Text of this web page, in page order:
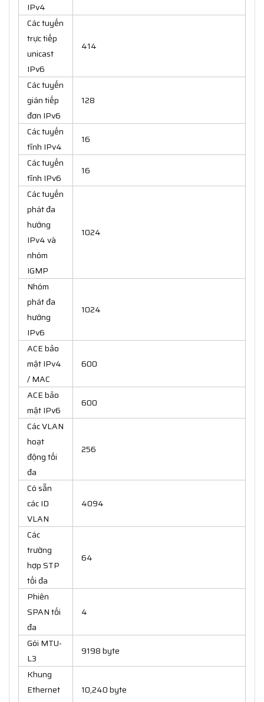
IPv4
Các tuyến
trực tiếp
unicast
IPv6
414
Các tuyến
gián tiếp
đơn IPv6
128
Các tuyến
tĩnh IPv4
16
Các tuyến
tĩnh IPv6
16
Các tuyến
phát đa
hướng
IPv4 và
nhóm
IGMP
1024
Nhóm
phát đa
hướng
IPv6
1024
ACE bảo
mật IPv4
/ MAC
600
ACE bảo
mật IPv6
600
Các VLAN
hoạt
động tối
đa
256
Có sẵn
các ID
VLAN
4094
Các
trường
hợp STP
tối đa
64
Phiên
SPAN tối
đa
4
Gói MTU-
L3
9198 byte
Khung
Ethernet
10,240 byte